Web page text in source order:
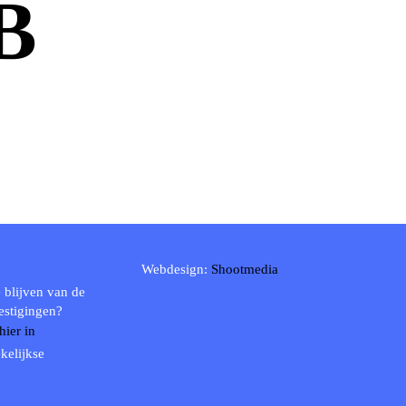
blijven van de
in
Webdesign: Shootmedia